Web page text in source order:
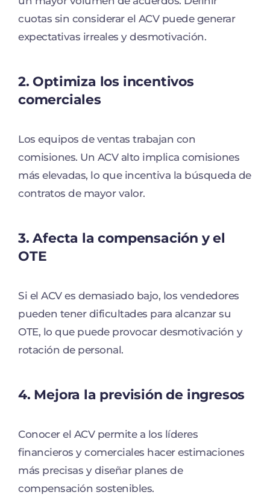
cuotas sin considerar el ACV puede generar
expectativas irreales y desmotivación.
2. Optimiza los incentivos
comerciales
Los equipos de ventas trabajan con
comisiones. Un ACV alto implica comisiones
más elevadas, lo que incentiva la búsqueda de
contratos de mayor valor.
3. Afecta la compensación y el
OTE
Si el ACV es demasiado bajo, los vendedores
pueden tener dificultades para alcanzar su
OTE, lo que puede provocar desmotivación y
rotación de personal.
4. Mejora la previsión de ingresos
Conocer el ACV permite a los líderes
financieros y comerciales hacer estimaciones
más precisas y diseñar planes de
compensación sostenibles.